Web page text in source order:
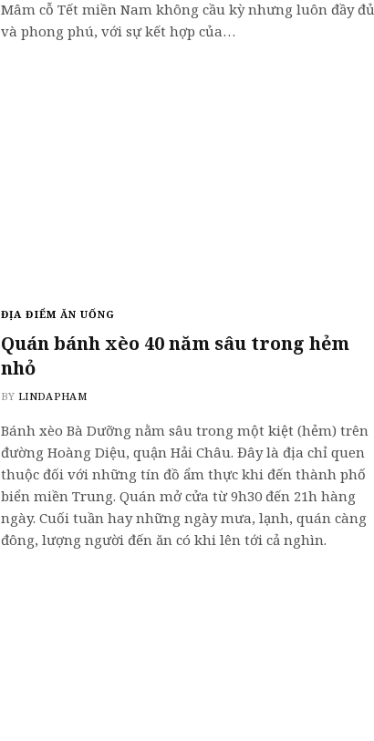
Mâm cỗ Tết miền Nam không cầu kỳ nhưng luôn đầy đủ
và phong phú, với sự kết hợp của…
ĐỊA ĐIỂM ĂN UỐNG
Quán bánh xèo 40 năm sâu trong hẻm
nhỏ
BY LINDAPHAM
Bánh xèo Bà Dưỡng nằm sâu trong một kiệt (hẻm) trên
đường Hoàng Diệu, quận Hải Châu. Đây là địa chỉ quen
thuộc đối với những tín đồ ẩm thực khi đến thành phố
biển miền Trung. Quán mở cửa từ 9h30 đến 21h hàng
ngày. Cuối tuần hay những ngày mưa, lạnh, quán càng
đông, lượng người đến ăn có khi lên tới cả nghìn.